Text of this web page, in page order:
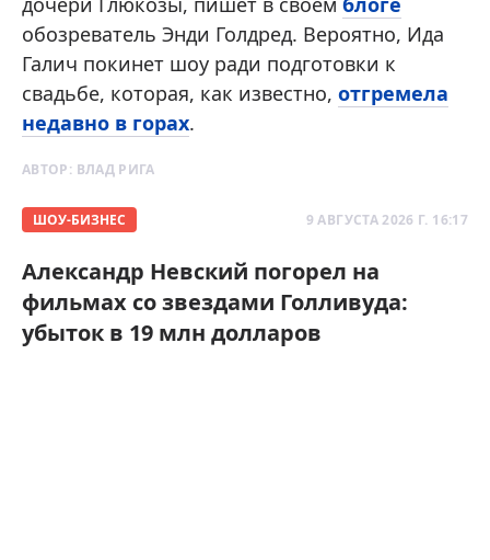
обозреватель Энди Голдред. Вероятно, Ида
Галич покинет шоу ради подготовки к
свадьбе, которая, как известно, отгремела
недавно в горах.
АВТОР: ВЛАД РИГА
ШОУ-БИЗНЕС 9 АВГУСТА 2026 Г. 16:17
Александр Невский погорел на
фильмах со звездами Голливуда:
убыток в 19 млн долларов